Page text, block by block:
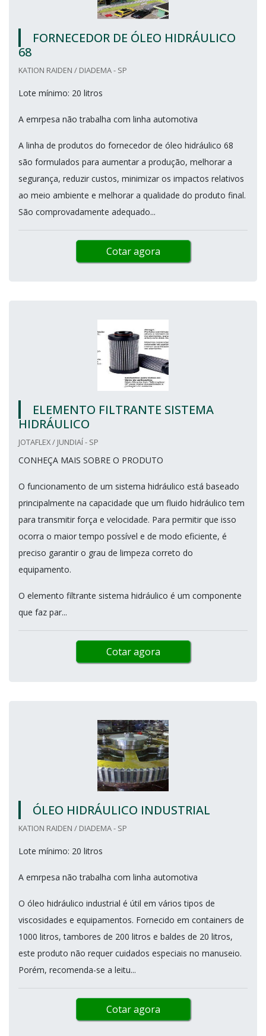
FORNECEDOR DE ÓLEO HIDRÁULICO
68
KATION RAIDEN / DIADEMA - SP
Lote mínimo: 20 litros
A emrpesa não trabalha com linha automotiva
A linha de produtos do fornecedor de óleo hidráulico 68
são formulados para aumentar a produção, melhorar a
segurança, reduzir custos, minimizar os impactos relativos
ao meio ambiente e melhorar a qualidade do produto final.
São comprovadamente adequado...
Cotar agora
ELEMENTO FILTRANTE SISTEMA
HIDRÁULICO
JOTAFLEX / JUNDIAÍ - SP
CONHEÇA MAIS SOBRE O PRODUTO
O funcionamento de um sistema hidráulico está baseado
principalmente na capacidade que um fluido hidráulico tem
para transmitir força e velocidade. Para permitir que isso
ocorra o maior tempo possível e de modo eficiente, é
preciso garantir o grau de limpeza correto do
equipamento.
O elemento filtrante sistema hidráulico é um componente
que faz par...
Cotar agora
ÓLEO HIDRÁULICO INDUSTRIAL
KATION RAIDEN / DIADEMA - SP
Lote mínimo: 20 litros
A emrpesa não trabalha com linha automotiva
O óleo hidráulico industrial é útil em vários tipos de
viscosidades e equipamentos. Fornecido em containers de
1000 litros, tambores de 200 litros e baldes de 20 litros,
este produto não requer cuidados especiais no manuseio.
Porém, recomenda-se a leitu...
Cotar agora